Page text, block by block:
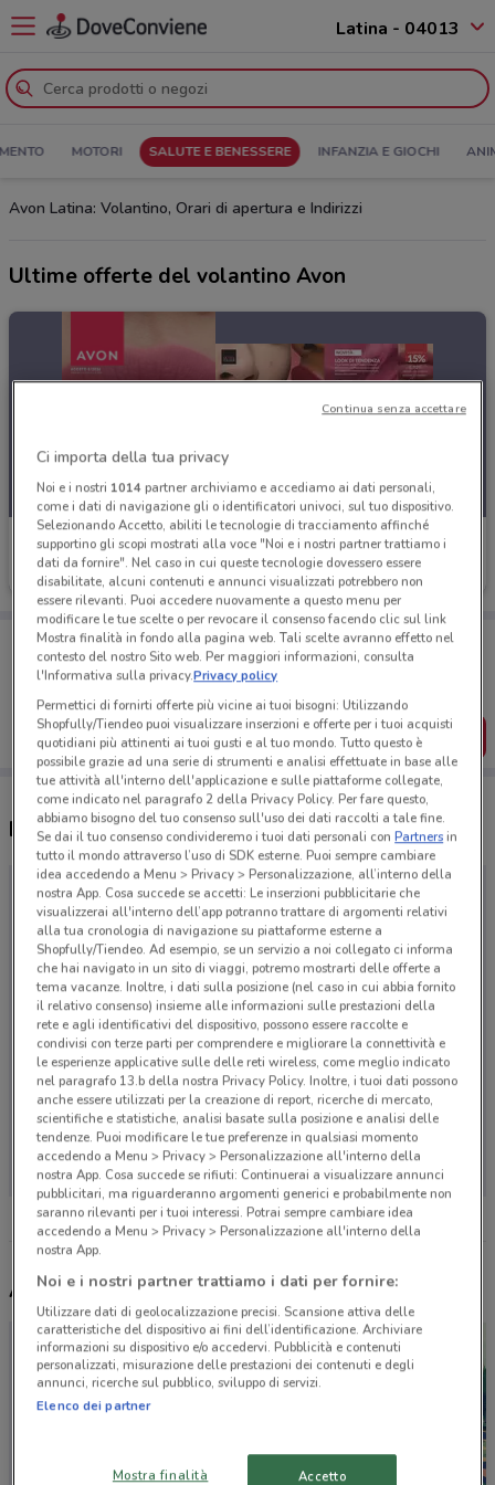
Latina - 04013
MOTORI SALUTE E BENESSERE INFANZIA E GIOCHI
Avon Latina: Volantino, Orari di apertura e Indirizzi
Ultime offerte del volantino Avon
Avon
Scade il 31/08
Porta DoveConviene sempre con te!
Puoi trovare le migliori offerte dei negozi vicino a te,
salvarle e creare la tua lista del risparmio, comodamente
SCARICA L’APP
Negozi Avon a Latina
Non ci sono negozi nelle vicinanze
Altri volantini nelle vicinanze
Ci importa della tua privacy
Noi e i nostri 1014partner archiviamo e accediamo ai dati personali,
come i dati di navigazione gli o identificatori univoci, sul tuo dispositivo.
Selezionando Accetto, abiliti le tecnologie di tracciamento affinché
supportino gli scopi mostrati alla voce "Noi e i nostri partner trattiamo i
dati da fornire". Nel caso in cui queste tecnologie dovessero essere
disabilitate, alcuni contenuti e annunci visualizzati potrebbero non
essere rilevanti. Puoi accedere nuovamente a questo menu per
modificare le tue scelte o per revocare il consenso facendo clic sul link
Mostra finalità in fondo alla pagina web. Tali scelte avranno effetto nel
contesto del nostro Sito web. Per maggiori informazioni, consulta
l'Informativa sulla privacy.Privacy policy
Permettici di fornirti offerte più vicine ai tuoi bisogni: Utilizzando
Shopfully/Tiendeo puoi visualizzare inserzioni e offerte per i tuoi acquisti
quotidiani più attinenti ai tuoi gusti e al tuo mondo. Tutto questo è
possibile grazie ad una serie di strumenti e analisi effettuate in base alle
tue attività all'interno dell'applicazione e sulle piattaforme collegate,
come indicato nel paragrafo 2 della Privacy Policy. Per fare questo,
abbiamo bisogno del tuo consenso sull'uso dei dati raccolti a tale fine.
Se dai il tuo consenso condivideremo i tuoi dati personali conPartnersin
tutto il mondo attraverso l’uso di SDK esterne. Puoi sempre cambiare
idea accedendo a Menu > Privacy > Personalizzazione, all’interno della
nostra App. Cosa succede se accetti: Le inserzioni pubblicitarie che
visualizzerai all'interno dell’app potranno trattare di argomenti relativi
alla tua cronologia di navigazione su piattaforme esterne a
Shopfully/Tiendeo. Ad esempio, se un servizio a noi collegato ci informa
che hai navigato in un sito di viaggi, potremo mostrarti delle offerte a
tema vacanze. Inoltre, i dati sulla posizione (nel caso in cui abbia fornito
il relativo consenso) insieme alle informazioni sulle prestazioni della
rete e agli identificativi del dispositivo, possono essere raccolte e
condivisi con terze parti per comprendere e migliorare la connettività e
le esperienze applicative sulle delle reti wireless, come meglio indicato
nel paragrafo 13.b della nostra Privacy Policy. Inoltre, i tuoi dati possono
anche essere utilizzati per la creazione di report, ricerche di mercato,
scientifiche e statistiche, analisi basate sulla posizione e analisi delle
tendenze. Puoi modificare le tue preferenze in qualsiasi momento
accedendo a Menu > Privacy > Personalizzazione all'interno della
nostra App. Cosa succede se rifiuti: Continuerai a visualizzare annunci
pubblicitari, ma riguarderanno argomenti generici e probabilmente non
saranno rilevanti per i tuoi interessi. Potrai sempre cambiare idea
accedendo a Menu > Privacy > Personalizzazione all'interno della
nostra App.
Noi e i nostri partner trattiamo i dati per fornire:
Utilizzare dati di geolocalizzazione precisi. Scansione attiva delle
caratteristiche del dispositivo ai fini dell’identificazione. Archiviare
informazioni su dispositivo e/o accedervi. Pubblicità e contenuti
personalizzati, misurazione delle prestazioni dei contenuti e degli
annunci, ricerche sul pubblico, sviluppo di servizi.
Elenco dei partner
Mostra finalità Accetto
Continua senza accettare